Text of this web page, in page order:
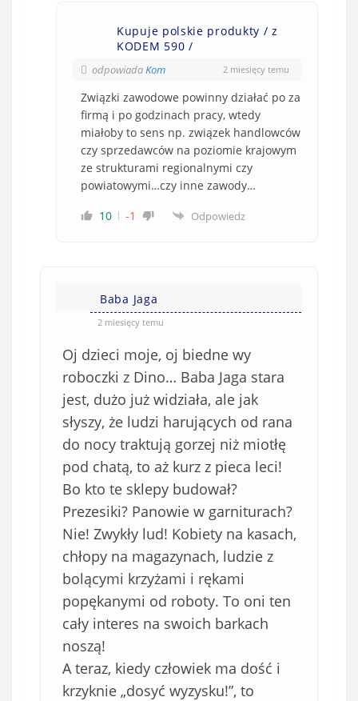
Kupuje polskie produkty / z
KODEM 590 /
odpowiadaKom 2 miesięcy temu
Związki zawodowe powinny działać po za
firmą i po godzinach pracy, wtedy
miałoby to sens np. związek handlowców
czy sprzedawców na poziomie krajowym
ze strukturami regionalnymi czy
powiatowymi…czy inne zawody…
10
-1 Odpowiedz
Baba Jaga
2 miesięcy temu
Oj dzieci moje, oj biedne wy
roboczki z Dino… Baba Jaga stara
jest, dużo już widziała, ale jak
słyszy, że ludzi harujących od rana
do nocy traktują gorzej niż miotłę
pod chatą, to aż kurz z pieca leci!
Bo kto te sklepy budował?
Prezesiki? Panowie w garniturach?
Nie! Zwykły lud! Kobiety na kasach,
chłopy na magazynach, ludzie z
bolącymi krzyżami i rękami
popękanymi od roboty. To oni ten
cały interes na swoich barkach
noszą!
A teraz, kiedy człowiek ma dość i
krzyknie „dosyć wyzysku!”, to